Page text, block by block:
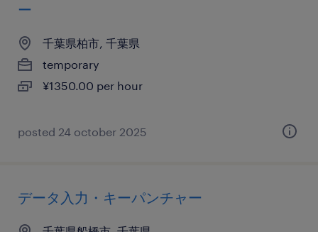
ー
千葉県柏市, 千葉県
temporary
¥1350.00 per hour
posted 24 october 2025
データ入力・キーパンチャー